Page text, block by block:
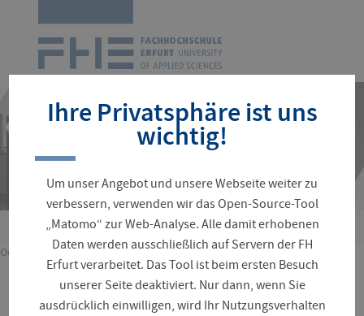
überspringen
Sie
sind
hier:
Oops, an error occurred! Request: 5cea4cd709664
Ihre Privatsphäre ist uns
wichtig!
Um unser Angebot und unsere Webseite weiter zu
verbessern, verwenden wir das Open-Source-Tool
„Matomo“ zur Web-Analyse. Alle damit erhobenen
Daten werden ausschließlich auf Servern der FH
Erfurt verarbeitet. Das Tool ist beim ersten Besuch
unserer Seite deaktiviert. Nur dann, wenn Sie
ausdrücklich einwilligen, wird Ihr Nutzungsverhalten